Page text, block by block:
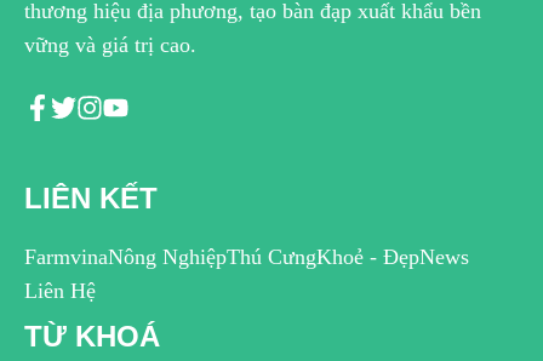
thương hiệu địa phương, tạo bàn đạp xuất khẩu bền
vững và giá trị cao.
LIÊN KẾT
FarmvinaNông NghiệpThú CưngKhoẻ - ĐẹpNews
Liên Hệ
TỪ KHOÁ